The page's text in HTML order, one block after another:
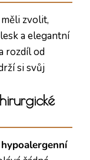
zvolit,
a elegantní
rozdíl od
si svůj